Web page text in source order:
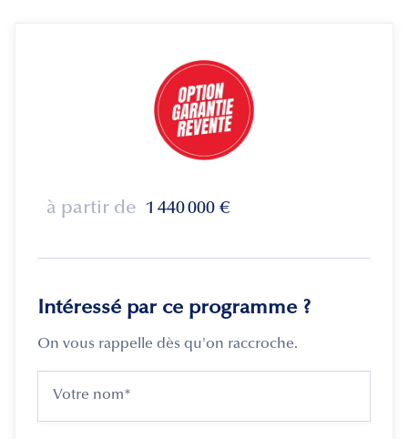
à partir de 1 440 000 €
Intéressé par ce programme ?
On vous rappelle dès qu'on raccroche.